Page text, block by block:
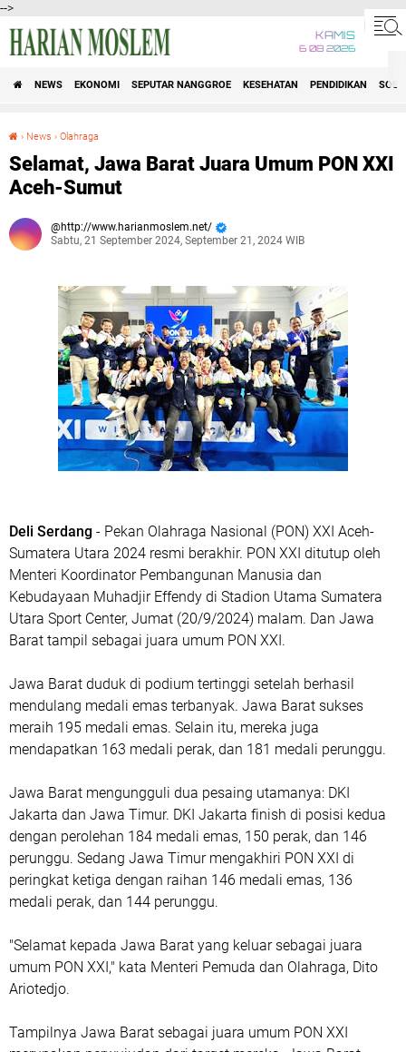
-->
KAMIS
6 08 2026
NEWS EKONOMI SEPUTAR NANGGROE KESEHATAN PENDIDIKAN
› News › Olahraga
Selamat, Jawa Barat Juara Umum PON XXI
Aceh-Sumut
http://www.harianmoslem.net/
Sabtu, 21 September 2024, September 21, 2024 WIB
Deli Serdang - Pekan Olahraga Nasional (PON) XXI Aceh-
Sumatera Utara 2024 resmi berakhir. PON XXI ditutup oleh
Menteri Koordinator Pembangunan Manusia dan
Kebudayaan Muhadjir Effendy di Stadion Utama Sumatera
Utara Sport Center, Jumat (20/9/2024) malam. Dan Jawa
Barat tampil sebagai juara umum PON XXI.
Jawa Barat duduk di podium tertinggi setelah berhasil
mendulang medali emas terbanyak. Jawa Barat sukses
meraih 195 medali emas. Selain itu, mereka juga
mendapatkan 163 medali perak, dan 181 medali perunggu.
Jawa Barat mengungguli dua pesaing utamanya: DKI
Jakarta dan Jawa Timur. DKI Jakarta finish di posisi kedua
dengan perolehan 184 medali emas, 150 perak, dan 146
perunggu. Sedang Jawa Timur mengakhiri PON XXI di
peringkat ketiga dengan raihan 146 medali emas, 136
medali perak, dan 144 perunggu.
"Selamat kepada Jawa Barat yang keluar sebagai juara
umum PON XXI," kata Menteri Pemuda dan Olahraga, Dito
Ariotedjo.
Tampilnya Jawa Barat sebagai juara umum PON XXI